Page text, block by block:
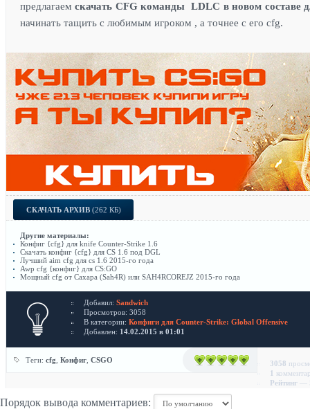
предлагаемскачать CFG команды LDLC в новом составе
начинать тащить с любимым игроком , а точнее с его cfg.
СКАЧАТЬ АРХИВ(262 КБ)
Другие материалы:
Конфиг {cfg} для knife Counter-Strike 1.6
Скачать конфиг {cfg} для CS 1.6 под DGL
Лучший aim cfg для cs 1.6 2015-го года
Awp cfg {конфиг} для CS:GO
Мощный cfg от Сахара (Sah4R) или SAH4RCOREJZ 2015-го года
Добавил: Sandwich
Просмотров: 3058
В категории: Конфиги для Counter-Strike: Global Offensive
Добавлен: 14.02.2015 в 01:01
3058
1
Рейтинг —
Теги: cfg Конфиг CSGO
Порядок вывода комментариев: